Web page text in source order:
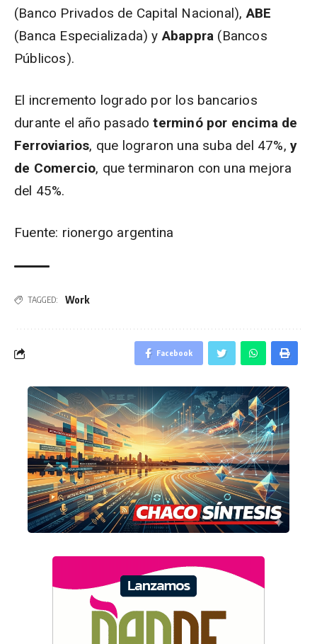
(Banco Privados de Capital Nacional),ABE
(Banca Especializada) yAbappra (Bancos
Públicos).
El incremento logrado por los bancarios
durante el año pasado terminó por encima de
Ferroviarios, que lograron una suba del 47%,y
de Comercio, que terminaron con una mejora
del 45%.
Fuente: rionergo argentina
TAGGED: Work
Facebook